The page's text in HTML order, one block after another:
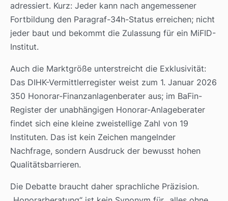
adressiert. Kurz: Jeder kann nach angemessener
Fortbildung den Paragraf-34h-Status erreichen; nicht
jeder baut und bekommt die Zulassung für ein MiFID-
Institut.
Auch die Marktgröße unterstreicht die Exklusivität:
Das DIHK-Vermittlerregister weist zum 1. Januar 2026
350 Honorar-Finanzanlagenberater aus; im BaFin-
Register der unabhängigen Honorar-Anlageberater
findet sich eine kleine zweistellige Zahl von 19
Instituten. Das ist kein Zeichen mangelnder
Nachfrage, sondern Ausdruck der bewusst hohen
Qualitätsbarrieren.
Die Debatte braucht daher sprachliche Präzision.